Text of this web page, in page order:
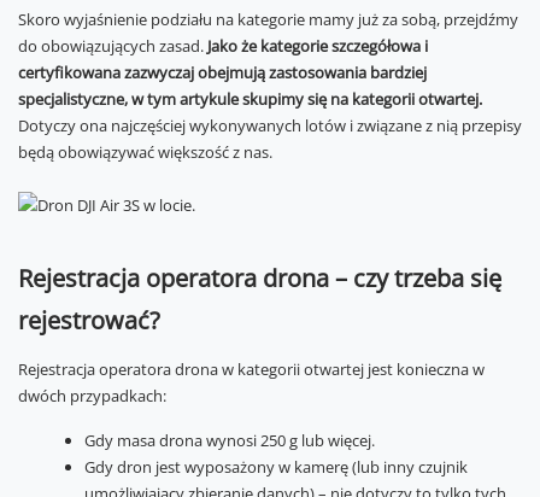
Skoro wyjaśnienie podziału na kategorie mamy już za sobą, przejdźmy
do obowiązujących zasad. Jako że kategorie szczegółowa i
certyfikowana zazwyczaj obejmują zastosowania bardziej
specjalistyczne, w tym artykule skupimy się na kategorii otwartej.
Dotyczy ona najczęściej wykonywanych lotów i związane z nią przepisy
będą obowiązywać większość z nas.
Rejestracja operatora drona – czy trzeba się
rejestrować?
Rejestracja operatora drona w kategorii otwartej jest konieczna w
dwóch przypadkach:
Gdy masa drona wynosi 250 g lub więcej.
Gdy dron jest wyposażony w kamerę (lub inny czujnik